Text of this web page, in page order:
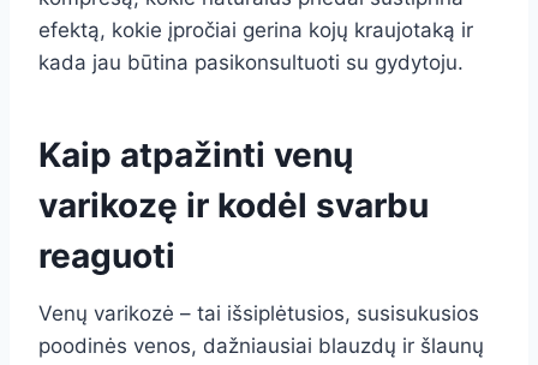
efektą, kokie įpročiai gerina kojų kraujotaką ir
kada jau būtina pasikonsultuoti su gydytoju.
Kaip atpažinti venų
varikozę ir kodėl svarbu
reaguoti
Venų varikozė – tai išsiplėtusios, susisukusios
poodinės venos, dažniausiai blauzdų ir šlaunų